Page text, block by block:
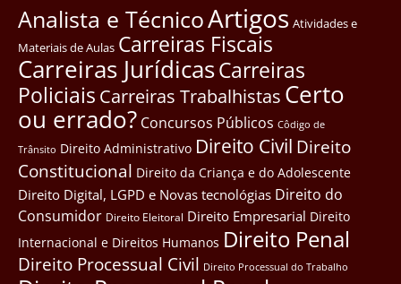
Analista e TécnicoArtigos Atividades e
Materiais de Aulas Carreiras Fiscais
Carreiras JurídicasCarreiras
Policiais Carreiras Trabalhistas Certo
ou errado? Concursos Públicos Côdigo de
Trânsito Direito Administrativo Direito Civil Direito
Constitucional Direito da Criança e do Adolescente
Direito Digital, LGPD e Novas tecnológias Direito do
Consumidor Direito Eleitoral Direito Empresarial Direito
Internacional e Direitos Humanos Direito Penal
Direito Processual Civil Direito Processual do Trabalho